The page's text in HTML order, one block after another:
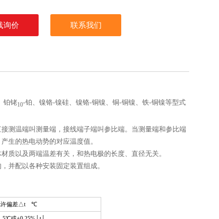
询价 联系我们
铂铑10-铂、镍铬-镍硅、镍铬-铜镍、铜-铜镍、铁-铜镍等型式
测温端叫测量端，接线端子端叫参比端。当测量端和参比端
产生的热电动势的对应温度值。
质以及两端温差有关，和热电极的长度、直径无关。
并配以各种安装固定装置组成。
偏差△t ℃